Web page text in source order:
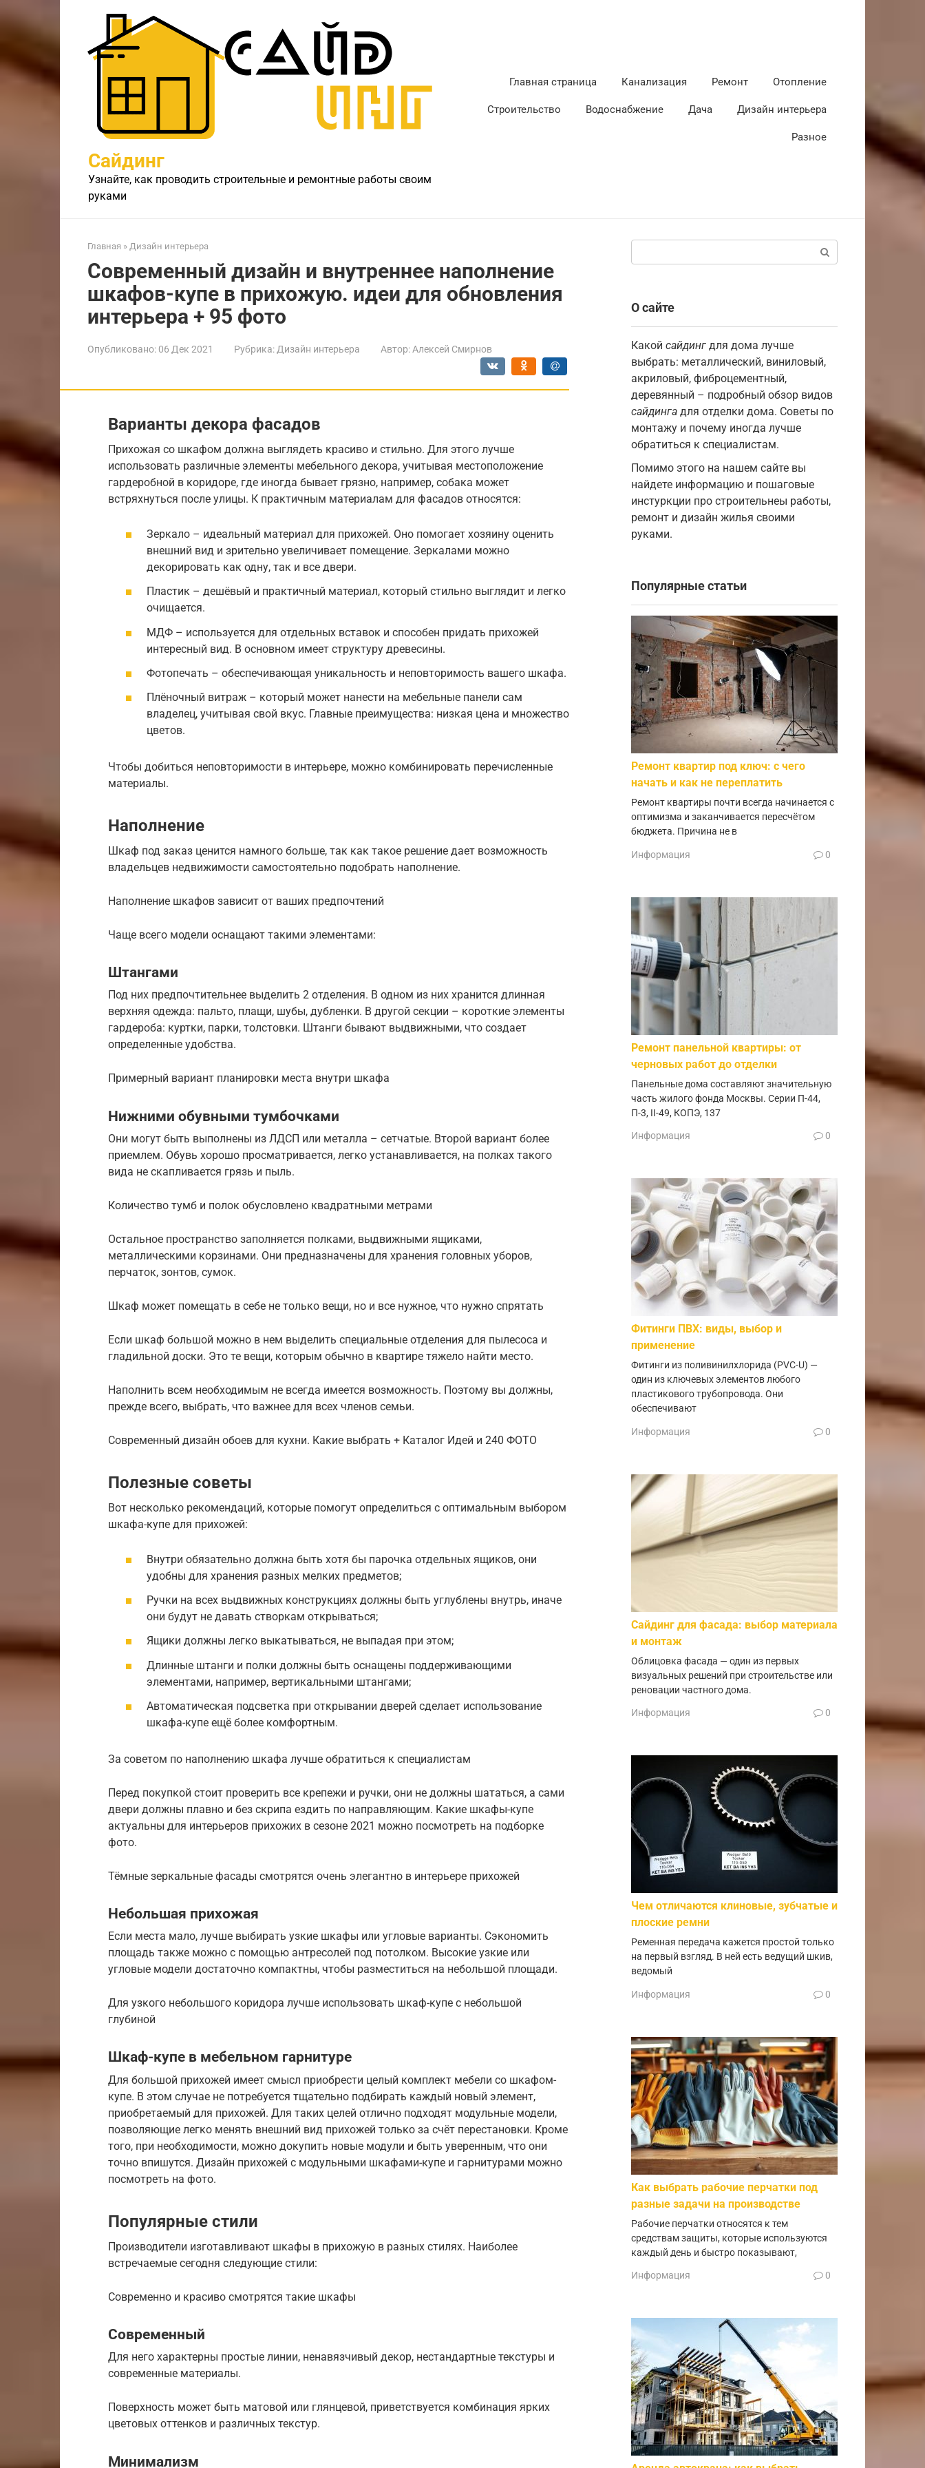
контенту
Сайдинг
Узнайте, как проводить строительные и ремонтные работы своим
руками
Главная страница Канализация Ремонт Отопление
Строительство Водоснабжение Дача Дизайн интерьера
Разное
Главная » Дизайн интерьера
Современный дизайн и внутреннее наполнение
шкафов-купе в прихожую. идеи для обновления
интерьера + 95 фото
Опубликовано: 06 Дек 2021 Рубрика: Дизайн интерьера Автор: Алексей Смирнов
Варианты декора фасадов
Прихожая со шкафом должна выглядеть красиво и стильно. Для этого лучше
использовать различные элементы мебельного декора, учитывая местоположение
гардеробной в коридоре, где иногда бывает грязно, например, собака может
встряхнуться после улицы. К практичным материалам для фасадов относятся:
Зеркало – идеальный материал для прихожей. Оно помогает хозяину оценить
внешний вид и зрительно увеличивает помещение. Зеркалами можно
декорировать как одну, так и все двери.
Пластик – дешёвый и практичный материал, который стильно выглядит и легко
очищается.
МДФ – используется для отдельных вставок и способен придать прихожей
интересный вид. В основном имеет структуру древесины.
Фотопечать – обеспечивающая уникальность и неповторимость вашего шкафа.
Плёночный витраж – который может нанести на мебельные панели сам
владелец, учитывая свой вкус. Главные преимущества: низкая цена и множество
цветов.
Чтобы добиться неповторимости в интерьере, можно комбинировать перечисленные
материалы.
Наполнение
Шкаф под заказ ценится намного больше, так как такое решение дает возможность
владельцев недвижимости самостоятельно подобрать наполнение.
Наполнение шкафов зависит от ваших предпочтений
Чаще всего модели оснащают такими элементами:
Штангами
Под них предпочтительнее выделить 2 отделения. В одном из них хранится длинная
верхняя одежда: пальто, плащи, шубы, дубленки. В другой секции – короткие элементы
гардероба: куртки, парки, толстовки. Штанги бывают выдвижными, что создает
определенные удобства.
Примерный вариант планировки места внутри шкафа
Нижними обувными тумбочками
Они могут быть выполнены из ЛДСП или металла – сетчатые. Второй вариант более
приемлем. Обувь хорошо просматривается, легко устанавливается, на полках такого
вида не скапливается грязь и пыль.
Количество тумб и полок обусловлено квадратными метрами
Остальное пространство заполняется полками, выдвижными ящиками,
металлическими корзинами. Они предназначены для хранения головных уборов,
перчаток, зонтов, сумок.
Шкаф может помещать в себе не только вещи, но и все нужное, что нужно спрятать
Если шкаф большой можно в нем выделить специальные отделения для пылесоса и
гладильной доски. Это те вещи, которым обычно в квартире тяжело найти место.
Наполнить всем необходимым не всегда имеется возможность. Поэтому вы должны,
прежде всего, выбрать, что важнее для всех членов семьи.
Современный дизайн обоев для кухни. Какие выбрать + Каталог Идей и 240 ФОТО
Полезные советы
Вот несколько рекомендаций, которые помогут определиться с оптимальным выбором
шкафа-купе для прихожей:
Внутри обязательно должна быть хотя бы парочка отдельных ящиков, они
удобны для хранения разных мелких предметов;
Ручки на всех выдвижных конструкциях должны быть углублены внутрь, иначе
они будут не давать створкам открываться;
Ящики должны легко выкатываться, не выпадая при этом;
Длинные штанги и полки должны быть оснащены поддерживающими
элементами, например, вертикальными штангами;
Автоматическая подсветка при открывании дверей сделает использование
шкафа-купе ещё более комфортным.
За советом по наполнению шкафа лучше обратиться к специалистам
Перед покупкой стоит проверить все крепежи и ручки, они не должны шататься, а сами
двери должны плавно и без скрипа ездить по направляющим. Какие шкафы-купе
актуальны для интерьеров прихожих в сезоне 2021 можно посмотреть на подборке
фото.
Тёмные зеркальные фасады смотрятся очень элегантно в интерьере прихожей
Небольшая прихожая
Если места мало, лучше выбирать узкие шкафы или угловые варианты. Сэкономить
площадь также можно с помощью антресолей под потолком. Высокие узкие или
угловые модели достаточно компактны, чтобы разместиться на небольшой площади.
Для узкого небольшого коридора лучше использовать шкаф-купе с небольшой
глубиной
Шкаф-купе в мебельном гарнитуре
Для большой прихожей имеет смысл приобрести целый комплект мебели со шкафом-
купе. В этом случае не потребуется тщательно подбирать каждый новый элемент,
приобретаемый для прихожей. Для таких целей отлично подходят модульные модели,
позволяющие легко менять внешний вид прихожей только за счёт перестановки. Кроме
того, при необходимости, можно докупить новые модули и быть уверенным, что они
точно впишутся. Дизайн прихожей с модульными шкафами-купе и гарнитурами можно
посмотреть на фото.
Популярные стили
Производители изготавливают шкафы в прихожую в разных стилях. Наиболее
встречаемые сегодня следующие стили:
Современно и красиво смотрятся такие шкафы
Современный
Для него характерны простые линии, ненавязчивый декор, нестандартные текстуры и
современные материалы.
Поверхность может быть матовой или глянцевой, приветствуется комбинация ярких
цветовых оттенков и различных текстур.
Минимализм
О сайте
Какой сайдинг для дома лучше
выбрать: металлический, виниловый,
акриловый, фиброцементный,
деревянный – подробный обзор видов
сайдинга для отделки дома. Советы по
монтажу и почему иногда лучше
обратиться к специалистам.
Помимо этого на нашем сайте вы
найдете информацию и пошаговые
инстуркции про строительнеы работы,
ремонт и дизайн жилья своими
руками.
Популярные статьи
Ремонт квартир под ключ: с чего
начать и как не переплатить
Ремонт квартиры почти всегда начинается с
оптимизма и заканчивается пересчётом
бюджета. Причина не в
Информация 0
Ремонт панельной квартиры: от
черновых работ до отделки
Панельные дома составляют значительную
часть жилого фонда Москвы. Серии П-44,
П-3, II-49, КОПЭ, 137
Информация 0
Фитинги ПВХ: виды, выбор и
применение
Фитинги из поливинилхлорида (PVC-U) —
один из ключевых элементов любого
пластикового трубопровода. Они
обеспечивают
Информация 0
Сайдинг для фасада: выбор материала
и монтаж
Облицовка фасада — один из первых
визуальных решений при строительстве или
реновации частного дома.
Информация 0
Чем отличаются клиновые, зубчатые и
плоские ремни
Ременная передача кажется простой только
на первый взгляд. В ней есть ведущий шкив,
ведомый
Информация 0
Как выбрать рабочие перчатки под
разные задачи на производстве
Рабочие перчатки относятся к тем
средствам защиты, которые используются
каждый день и быстро показывают,
Информация 0